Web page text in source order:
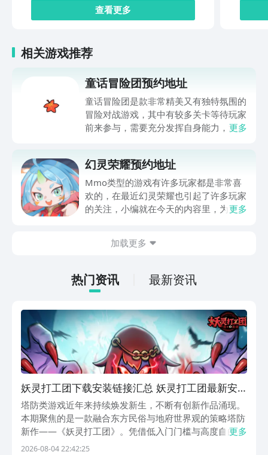
查看更多
相关游戏推荐
童话冒险团预约地址
童话冒险团是款非常精美又有独特氛围的
冒险对战游戏，其中有较多关卡等待玩家
前来参与，需要充分发挥自身能力，消灭
中的剧情故事，不断推动故事发展，能够
完成各项挑战，并参与到对战当中，今天
小编为大家详细介绍具体的预约地址。
更多
幻灵荣耀预约地址
Mmo类型的游戏有许多玩家都是非常喜
欢的，在最近幻灵荣耀也引起了许多玩家
的关注，小编就在今天的内容里，为大家
测呢？那么小编今天的这款游戏就可以帮
编一起来继续往下了解吧。
更多
加载更多
热门资讯 最新资讯
妖灵打工团下载安装链接汇总 妖灵打工团最新安
装包获取方式
塔防类游戏近年来持续焕发新生，不断有创新作品涌现。
本期聚焦的是一款融合东方民俗与地府世界观的策略塔防
新作——《妖灵打工团》。凭借低入门门槛与高度自由的
玩法设计，该游戏迅速成为休闲策略玩家关注的焦点。以
更多
2026-08-04 22:42:25